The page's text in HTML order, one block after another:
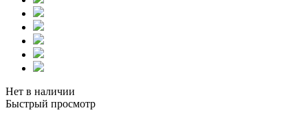
Нет в наличии
Быстрый просмотр